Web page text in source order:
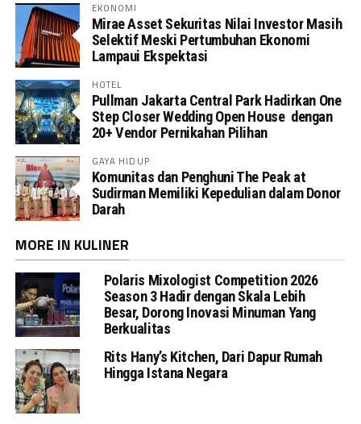
EKONOMI
Mirae Asset Sekuritas Nilai Investor Masih
Selektif Meski Pertumbuhan Ekonomi
Lampaui Ekspektasi
HOTEL
Pullman Jakarta Central Park Hadirkan One
Step Closer Wedding Open House dengan
20+ Vendor Pernikahan Pilihan
GAYA HIDUP
Komunitas dan Penghuni The Peak at
Sudirman Memiliki Kepedulian dalam Donor
Darah
MORE IN KULINER
Polaris Mixologist Competition 2026
Season 3 Hadir dengan Skala Lebih
Besar, Dorong Inovasi Minuman Yang
Berkualitas
Rits Hany’s Kitchen, Dari Dapur Rumah
Hingga Istana Negara